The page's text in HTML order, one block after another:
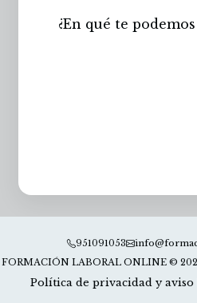
951091053
FORMACIÓN LABORAL ONLINE ©
Política de privacidad y aviso